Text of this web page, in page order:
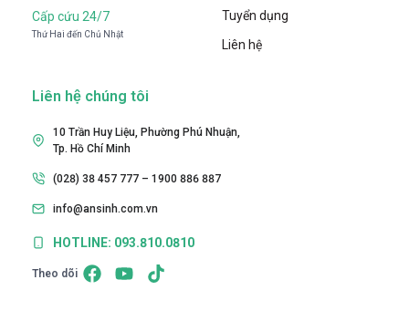
Cấp cứu 24/7
Thứ Hai đến Chủ Nhật
Tuyển dụng
Liên hệ
Liên hệ chúng tôi
10 Trần Huy Liệu, Phường Phú Nhuận,
Tp. Hồ Chí Minh
(028) 38 457 777 – 1900 886 887
info@ansinh.com.vn
HOTLINE: 093.810.0810
Theo dõi